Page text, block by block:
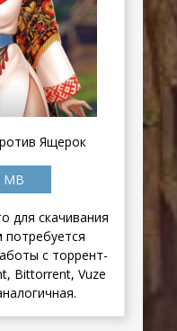
Ящерок
MB
для скачивания
потребуется
с торрент-
Bittorrent, Vuze